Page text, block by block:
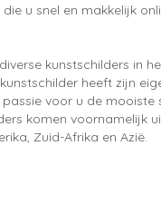
u snel en makkelijk
kunstschilders in
heeft zijn
voor u de mooiste
komen voornamelijk
Zuid-Afrika en Azië.